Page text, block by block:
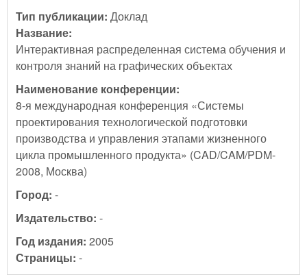
Тип публикации: Доклад
Название:
Интерактивная распределенная система обучения и
контроля знаний на графических объектах
Наименование конференции:
8-я международная конференция «Системы
проектирования технологической подготовки
производства и управления этапами жизненного
цикла промышленного продукта» (CAD/CAM/PDM-
2008, Москва)
Город: -
Издательство: -
Год издания: 2005
Страницы: -